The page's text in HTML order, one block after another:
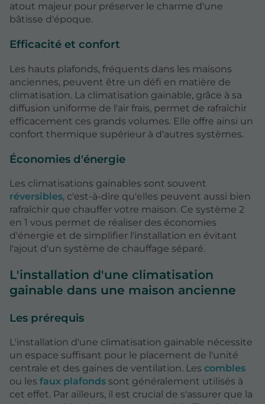
atout majeur pour préserver le charme d'une
bâtisse d'époque.
Efficacité et confort
Les hauts plafonds, fréquents dans les maisons
anciennes, peuvent être un défi en matière de
climatisation. La climatisation gainable, grâce à sa
diffusion uniforme de l'air frais, permet de rafraîchir
efficacement ces grands volumes. Elle offre ainsi un
confort thermique supérieur à d'autres systèmes.
Économies d'énergie
Les climatisations gainables sont souvent
réversibles, c'est-à-dire qu'elles peuvent aussi bien
rafraîchir que chauffer votre maison. Ce système 2
en 1 vous permet de réaliser des économies
d'énergie et de simplifier l'installation en évitant
l'ajout d'un système de chauffage séparé.
L'installation d'une climatisation
gainable dans une maison ancienne
Les prérequis
L'installation d'une climatisation gainable nécessite
un espace suffisant pour le placement de l'unité
centrale et des gaines de ventilation. Les combles
ou les faux plafonds sont généralement utilisés à
cet effet. Par ailleurs, il est crucial de s'assurer que la